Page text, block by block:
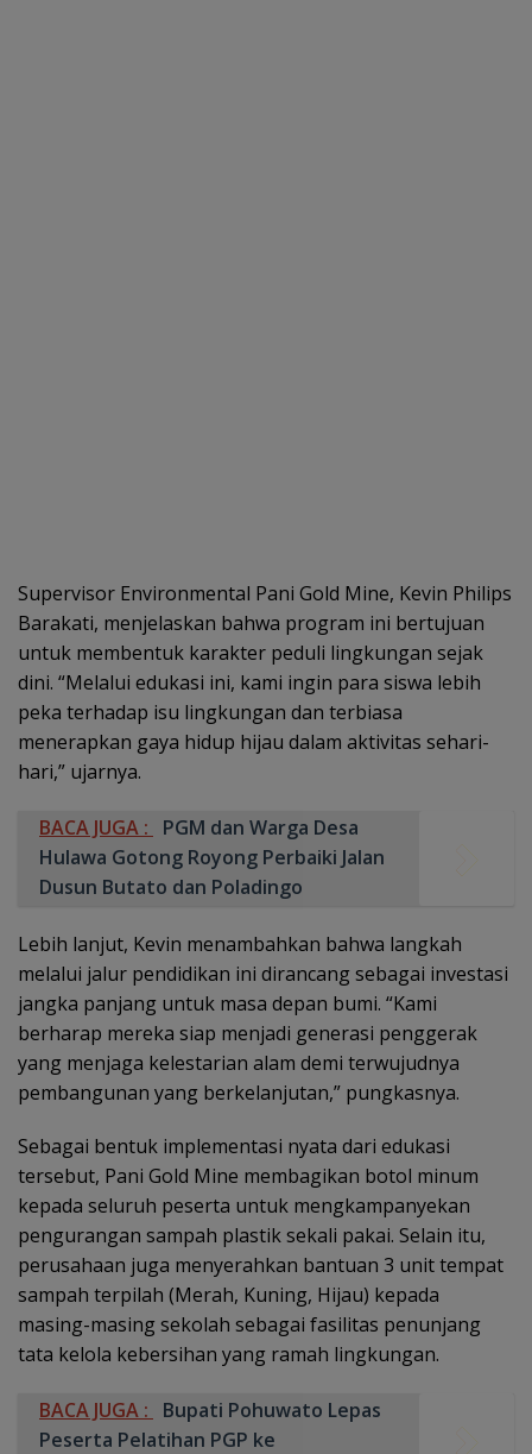
Supervisor Environmental Pani Gold Mine, Kevin Philips
Barakati, menjelaskan bahwa program ini bertujuan
untuk membentuk karakter peduli lingkungan sejak
dini. “Melalui edukasi ini, kami ingin para siswa lebih
peka terhadap isu lingkungan dan terbiasa
menerapkan gaya hidup hijau dalam aktivitas sehari-
hari,” ujarnya.
BACA JUGA :
PGM dan Warga Desa
Hulawa Gotong Royong Perbaiki Jalan
Dusun Butato dan Poladingo
Lebih lanjut, Kevin menambahkan bahwa langkah
melalui jalur pendidikan ini dirancang sebagai investasi
jangka panjang untuk masa depan bumi. “Kami
berharap mereka siap menjadi generasi penggerak
yang menjaga kelestarian alam demi terwujudnya
pembangunan yang berkelanjutan,” pungkasnya.
Sebagai bentuk implementasi nyata dari edukasi
tersebut, Pani Gold Mine membagikan botol minum
kepada seluruh peserta untuk mengkampanyekan
pengurangan sampah plastik sekali pakai. Selain itu,
perusahaan juga menyerahkan bantuan 3 unit tempat
sampah terpilah (Merah, Kuning, Hijau) kepada
masing-masing sekolah sebagai fasilitas penunjang
tata kelola kebersihan yang ramah lingkungan.
BACA JUGA :
Bupati Pohuwato Lepas
Peserta Pelatihan PGP ke